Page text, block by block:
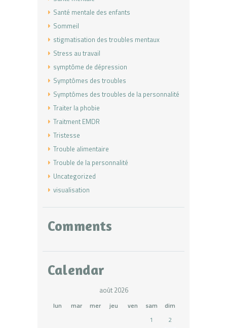
Santé mentale des enfants
Sommeil
stigmatisation des troubles mentaux
Stress au travail
symptôme de dépression
Symptômes des troubles
Symptômes des troubles de la personnalité
Traiter la phobie
Traitment EMDR
Tristesse
Trouble alimentaire
Trouble de la personnalité
Uncategorized
visualisation
Comments
Calendar
août 2026
lun mar mer jeu ven sam
dim
1
2